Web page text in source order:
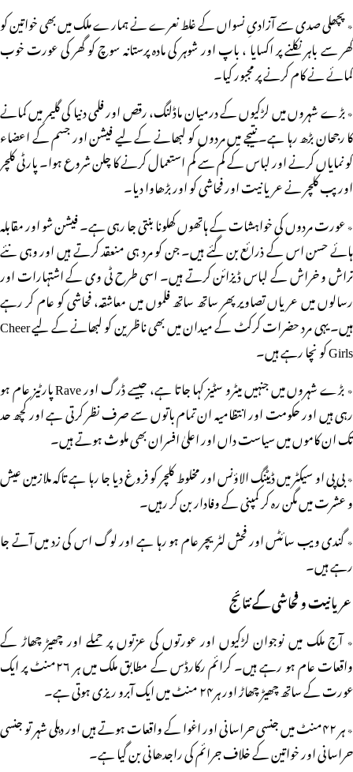
٭ پچھلی صدی سے آزادیِ نسواں کے غلط نعرے نے ہمارے ملک میں بھی خواتین کو
گھر سے باہر نکلنے پر اکسایا ، باپ اور شوہر کی مادہ پرستانہ سوچ کو گھر کی عورت خوب
کمائے نے کام کرنے پر مجبور کیا۔
٭ بڑے شہروں میں لڑکیوں کے درمیان ماڈلنگ، رقص اور فلمی دنیا کی گلیمر میں کمانے
کا رجحان بڑھ رہا ہے۔ نتیجے میں مردوں کو لبھانے کے لیے فیشن اور جسم کے اعضاء
کو نمایاں کرنے اور لباس کے کم سے کم استعمال کرنے کا چلن شروع ہوا۔ پارٹی کلچر
اور پب کلچر نے عریانیت اور فحاشی کو اور بڑھاوا دیا۔
٭ عورت مردوں کی خواہشات کے ہاتھوں کھلونا بنتی جا رہی ہے۔ فیشن شو اور مقابلہ
ہائے حسن اس کے ذرائع بن گئے ہیں۔ جن کو مرد ہی منعقد کرتے ہیں اور وہی نئے
تراش و خراش کے لباس ڈیزائن کرتے ہیں۔ اسی طرح ٹی وی کے اشتہارات اور
رسالوں میں عریاں تصاویر پھر ساتھ ساتھ فلموں میں معاشقہ، فحاشی کو عام کر رہے
ہیں۔ یہی مرد حضرات کرکٹ کے میدان میں بھی ناظرین کو لبھانے کے لیے Cheer
Girls کو نچا رہے ہیں۔
٭ بڑے شہروں میں جنہیں میٹرو سٹیز کہا جاتا ہے، جیسے ڈرگ اور Rave پارٹیز عام ہو
رہی ہیں اور حکومت اور انتظامیہ ان تمام باتوں سے صرف نظر کرتی ہے اور کچھ حد
تک ان کاموں میں سیاست داں اور اعلیٰ افسران بھی ملوث ہوتے ہیں۔
٭ بی پی او سیکٹر میں ڈیٹنگ الاؤنس اور مخلوط کلچر کو فروغ دیا جا رہا ہے تاکہ ملازمین عیش
و عشرت میں مگن رہ کر کمپنی کے وفادار بن کر رہیں۔
٭ گندی ویب سائٹس اور فحش لٹریچر عام ہو رہا ہے اور لوگ اس کی زد میں آتے جا
رہے ہیں۔
عریانیت و فحاشی کے نتائج
٭ آج ملک میں نوجوان لڑکیوں اور عورتوں کی عزتوں پر حملے اور چھیڑ چھاڑ کے
واقعات عام ہو رہے ہیں۔ کرائم رکارڈس کے مطابق ملک میں ہر ۲۶منٹ پر ایک
عورت کے ساتھ چھیڑ چھاڑ اور ہر۲۴ منٹ میں ایک آبرو ریزی ہوتی ہے۔
٭ ہر ۴۲منٹ میں جنسی حراسانی اور اغوا کے واقعات ہوتے ہیں اور دہلی شہر تو جنسی
حراسانی اور خواتین کے خلاف جرائم کی راجدھانی بن گیا ہے۔